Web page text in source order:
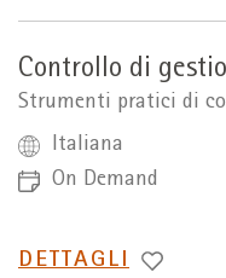
Controllo di
Strumenti pratici di
Italiana
On Demand
PASSA
DETTAGLI